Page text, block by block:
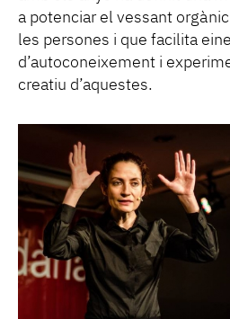
a potenciar el vessant
les persones i que facilita
d’autoconeixement i
creatiu d’aquestes.